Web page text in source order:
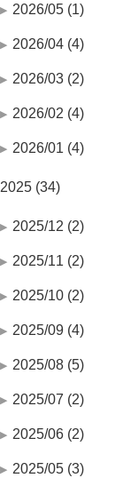
2026/05 (1)
2026/04 (4)
2026/03 (2)
2026/02 (4)
2026/01 (4)
2025 (34)
2025/12 (2)
2025/11 (2)
2025/10 (2)
2025/09 (4)
2025/08 (5)
2025/07 (2)
2025/06 (2)
2025/05 (3)